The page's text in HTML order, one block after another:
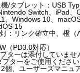
/タブレット：USB
Switch、iPad、
、Windows 10、
15
：リンク確立中、橙（
（PD3.0対応）
ターは添付していませ
ターをご使用ください
個、ユーザーズマニュ